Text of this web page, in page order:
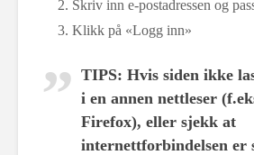
Skriv inn e-postadressen og
Klikk på «Logg inn»
TIPS: Hvis siden ikke
i en annen nettleser
Firefox), eller sjekk at
internettforbindelsen er